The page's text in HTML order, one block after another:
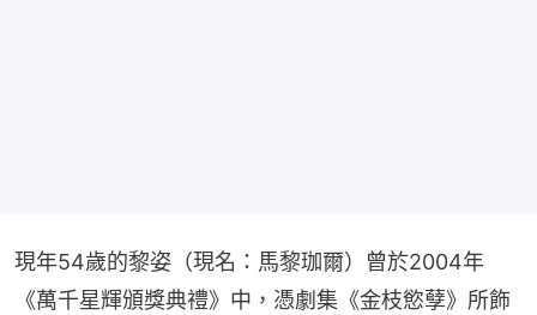
現年54歲的黎姿（現名：馬黎珈爾）曾於2004年
《萬千星輝頒獎典禮》中，憑劇集《金枝慾孽》所飾